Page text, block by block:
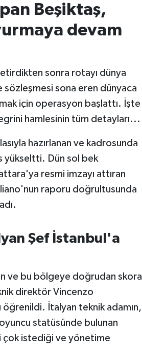
Beşiktaş,
devam
sonra rotayı dünya
sözleşmesi sona eren dünyaca
için operasyon başlattı. İşte
hamlesinin tüm detayları...
hazırlanan ve kadrosunda
yükseltti. Dün sol bek
resmi imzayı attıran
raporu doğrultusunda
Şef İstanbul'a
ve bu bölgeye doğrudan skora
direktör Vincenzo
İtalyan teknik adamın,
statüsünde bulunan
çok istediği ve yönetime